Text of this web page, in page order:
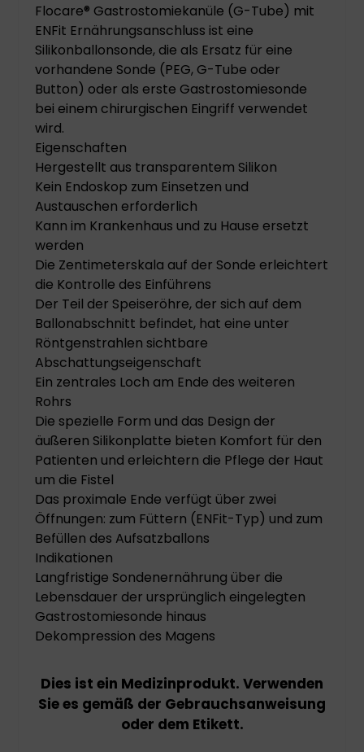
Flocare® Gastrostomiekanüle (G-Tube) mit
ENFit Ernährungsanschluss ist eine
Silikonballonsonde, die als Ersatz für eine
vorhandene Sonde (PEG, G-Tube oder
Button) oder als erste Gastrostomiesonde
bei einem chirurgischen Eingriff verwendet
wird.
Eigenschaften
Hergestellt aus transparentem Silikon
Kein Endoskop zum Einsetzen und
Austauschen erforderlich
Kann im Krankenhaus und zu Hause ersetzt
werden
Die Zentimeterskala auf der Sonde erleichtert
die Kontrolle des Einführens
Der Teil der Speiseröhre, der sich auf dem
Ballonabschnitt befindet, hat eine unter
Röntgenstrahlen sichtbare
Abschattungseigenschaft
Ein zentrales Loch am Ende des weiteren
Rohrs
Die spezielle Form und das Design der
äußeren Silikonplatte bieten Komfort für den
Patienten und erleichtern die Pflege der Haut
um die Fistel
Das proximale Ende verfügt über zwei
Öffnungen: zum Füttern (ENFit-Typ) und zum
Befüllen des Aufsatzballons
Indikationen
Langfristige Sondenernährung über die
Lebensdauer der ursprünglich eingelegten
Gastrostomiesonde hinaus
Dekompression des Magens
Dies ist ein Medizinprodukt. Verwenden
Sie es gemäß der Gebrauchsanweisung
oder dem Etikett.